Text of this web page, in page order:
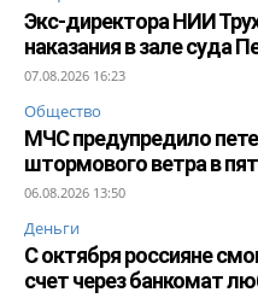
Экс-директора НИИ
наказания в зале суда
07.08.2026 16:23
Общество
МЧС предупредило
штормового ветра в
06.08.2026 13:50
Деньги
С октября россияне
счет через банкомат